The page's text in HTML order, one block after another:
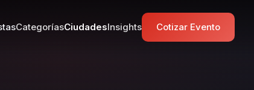
CategoríasCiudadesInsights Cotizar Evento